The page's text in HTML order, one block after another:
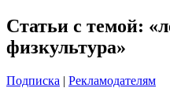
Статьи с темой:
физкультура»
Подписка | Рекламодателям